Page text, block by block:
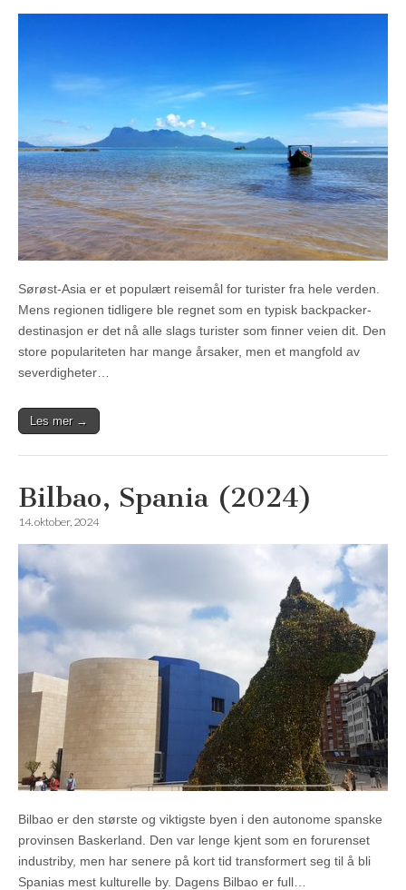
Sørøst-Asia er et populært reisemål for turister fra hele verden.
Mens regionen tidligere ble regnet som en typisk backpacker-
destinasjon er det nå alle slags turister som finner veien dit. Den
store populariteten har mange årsaker, men et mangfold av
severdigheter…
Les mer →
Bilbao, Spania (2024)
14. oktober, 2024
Bilbao er den største og viktigste byen i den autonome spanske
provinsen Baskerland. Den var lenge kjent som en forurenset
industriby, men har senere på kort tid transformert seg til å bli
Spanias mest kulturelle by. Dagens Bilbao er full…